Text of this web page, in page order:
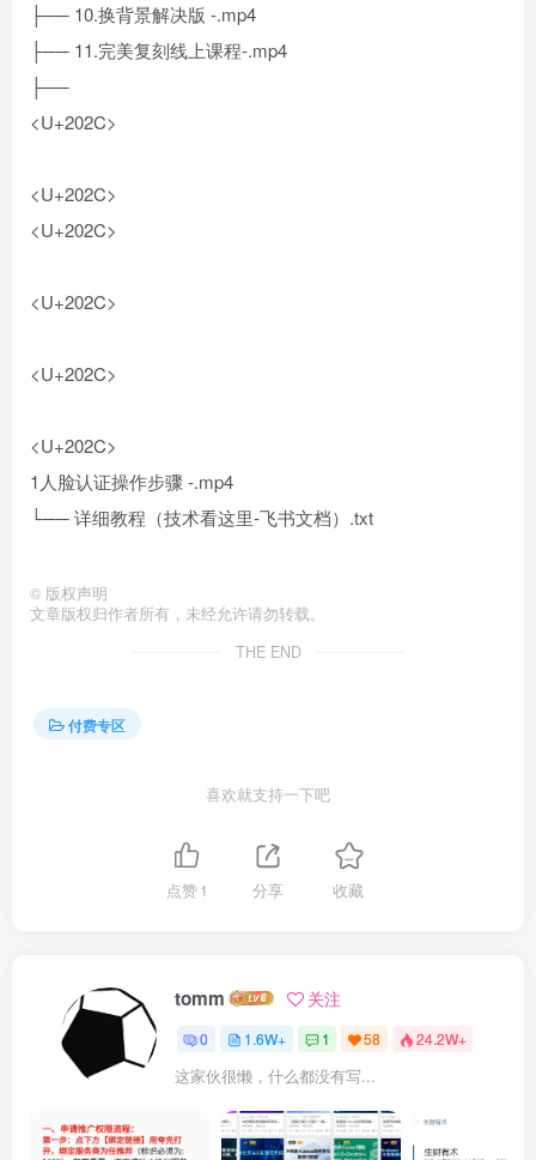
├── 10.换背景解决版 -.mp4
├── 11.完美复刻线上课程-.mp4
├── ‍‌
<U+202C>
<U+202C>
<U+202C>
<U+202C>
<U+202C>
<U+202C>
⁢⁤⁢‍⁣1人脸认证操作步骤 -.mp4
└── 详细教程（技术看这里-飞书文档）.txt
© 版权声明
文章版权归作者所有，未经允许请勿转载。
THE END
付费专区
喜欢就支持一下吧
点赞1 分享 收藏
tomm 关注
0 1.6W+ 1 58 24.2W+
这家伙很懒，什么都没有写...